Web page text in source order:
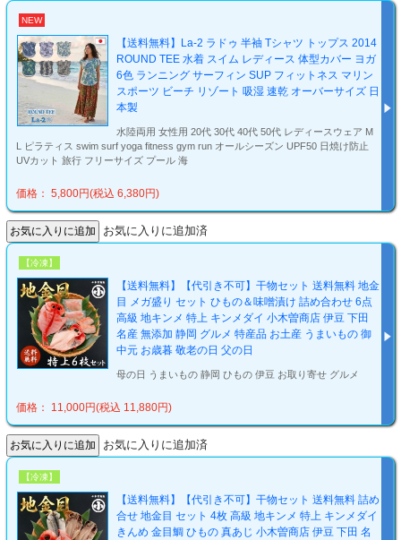
NEW
【送料無料】La-2 ラドゥ 半袖 Tシャツ トップス 2014
ROUND TEE 水着 スイム レディース 体型カバー ヨガ
6色 ランニング サーフィン SUP フィットネス マリン
スポーツ ビーチ リゾート 吸湿 速乾 オーバーサイズ 日
本製
水陸両用 女性用 20代 30代 40代 50代 レディースウェア M
L ピラティス swim surf yoga fitness gym run オールシーズン UPF50 日焼け防止
UVカット 旅行 フリーサイズ プール 海
価格： 5,800円(税込 6,380円)
お気に入りに追加済
【冷凍】
【送料無料】【代引き不可】干物セット 送料無料 地金
目 メガ盛り セット ひもの＆味噌漬け 詰め合わせ 6点
高級 地キンメ 特上 キンメダイ 小木曽商店 伊豆 下田
名産 無添加 静岡 グルメ 特産品 お土産 うまいもの 御
中元 お歳暮 敬老の日 父の日
母の日 うまいもの 静岡 ひもの 伊豆 お取り寄せ グルメ
価格： 11,000円(税込 11,880円)
お気に入りに追加済
【冷凍】
【送料無料】【代引き不可】干物セット 送料無料 詰め
合せ 地金目 セット 4枚 高級 地キンメ 特上 キンメダイ
きんめ 金目鯛 ひもの 真あじ 小木曽商店 伊豆 下田 名